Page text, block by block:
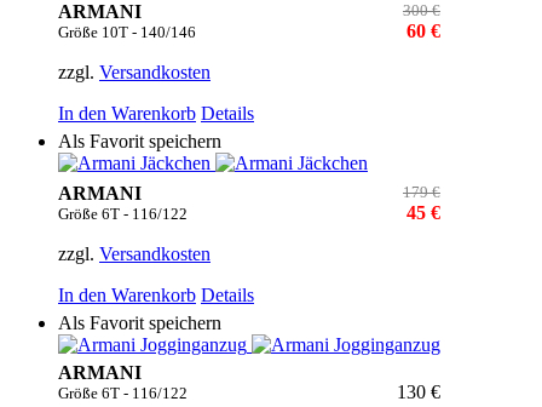
ARMANI
Größe 10T - 140/146
300 €
60 €
zzgl. Versandkosten
In den Warenkorb Details
Als Favorit speichern
ARMANI
Größe 6T - 116/122
179 €
45 €
zzgl. Versandkosten
In den Warenkorb Details
Als Favorit speichern
ARMANI
Größe 6T - 116/122
130 €